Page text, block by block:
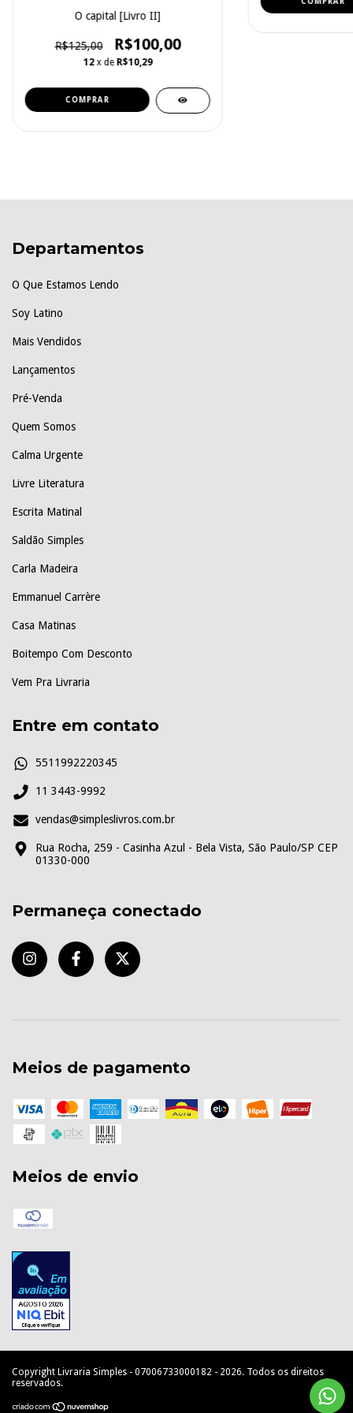
O capital [Livro II]
R$125,00 R$100,00
12 x de R$10,29
Departamentos
O Que Estamos Lendo
Soy Latino
Mais Vendidos
Lançamentos
Pré-Venda
Quem Somos
Calma Urgente
Livre Literatura
Escrita Matinal
Saldão Simples
Carla Madeira
Emmanuel Carrère
Casa Matinas
Boitempo Com Desconto
Vem Pra Livraria
Entre em contato
5511992220345
11 3443-9992
vendas@simpleslivros.com.br
Rua Rocha, 259 - Casinha Azul - Bela Vista, São Paulo/SP CEP
01330-000
Permaneça conectado
Meios de pagamento
Meios de envio
Copyright Livraria Simples - 07006733000182 - 2026. Todos os direitos
reservados.